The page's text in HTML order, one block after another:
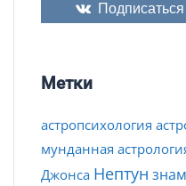
Подписаться
Метки
астропсихология
мунданная
Джонса Нептун